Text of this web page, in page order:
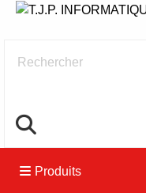
Rechercher
Produits